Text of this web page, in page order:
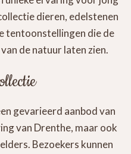
dieren, edelstenen
tentoonstellingen die de
de natuur laten zien.
gevarieerd aanbod van
van Drenthe, maar ook
Bezoekers kunnen